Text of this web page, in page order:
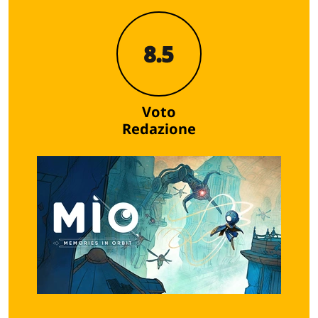
8.5
Voto
Redazione